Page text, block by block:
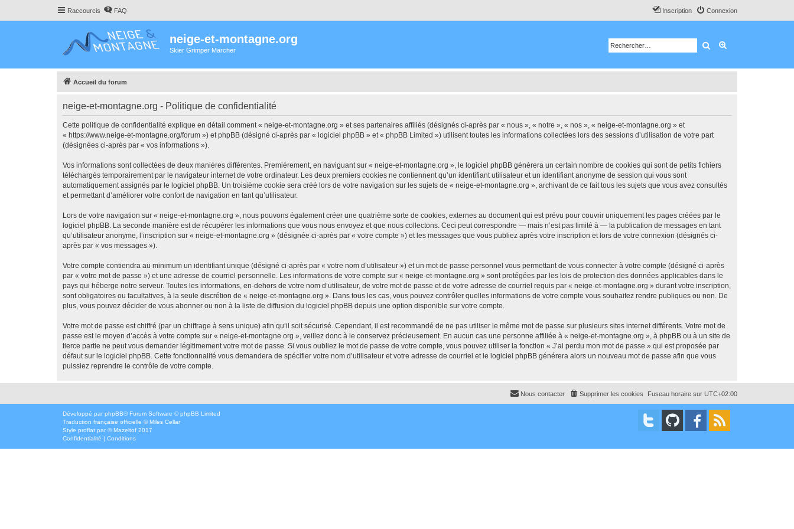
Raccourcis FAQ Connexion
Inscription
neige-et-montagne.org
Skier Grimper Marcher Rechercher
Accueil du forum
neige-et-montagne.org - Politique de confidentialité
Cette politique de confidentialité explique en détail comment « neige-et-montagne.org » et ses partenaires affiliés (désignés ci-après par « nous », « notre », « nos », « neige-et-montagne.org » et
« https://www.neige-et-montagne.org/forum ») et phpBB (désigné ci-après par « logiciel phpBB » et « phpBB Limited ») utilisent toutes les informations collectées lors des sessions d’utilisation de votre part
(désignées ci-après par « vos informations »).
Vos informations sont collectées de deux manières différentes. Premièrement, en naviguant sur « neige-et-montagne.org », le logiciel phpBB génèrera un certain nombre de cookies qui sont de petits fichiers
téléchargés temporairement par le navigateur internet de votre ordinateur. Les deux premiers cookies ne contiennent qu’un identifiant utilisateur et un identifiant anonyme de session qui vous sont
automatiquement assignés par le logiciel phpBB. Un troisième cookie sera créé lors de votre navigation sur les sujets de « neige-et-montagne.org », archivant de ce fait tous les sujets que vous avez consultés
et permettant d’améliorer votre confort de navigation en tant qu’utilisateur.
Lors de votre navigation sur « neige-et-montagne.org », nous pouvons également créer une quatrième sorte de cookies, externes au document qui est prévu pour couvrir uniquement les pages créées par le
logiciel phpBB. La seconde manière est de récupérer les informations que vous nous envoyez et que nous collectons. Ceci peut correspondre — mais n’est pas limité à — la publication de messages en tant
qu’utilisateur anonyme, l’inscription sur « neige-et-montagne.org » (désignée ci-après par « votre compte ») et les messages que vous publiez après votre inscription et lors de votre connexion (désignés ci-
après par « vos messages »).
Votre compte contiendra au minimum un identifiant unique (désigné ci-après par « votre nom d’utilisateur ») et un mot de passe personnel vous permettant de vous connecter à votre compte (désigné ci-après
par « votre mot de passe ») et une adresse de courriel personnelle. Les informations de votre compte sur « neige-et-montagne.org » sont protégées par les lois de protection des données applicables dans le
pays qui héberge notre serveur. Toutes les informations, en-dehors de votre nom d’utilisateur, de votre mot de passe et de votre adresse de courriel requis par « neige-et-montagne.org » durant votre inscription,
sont obligatoires ou facultatives, à la seule discrétion de « neige-et-montagne.org ». Dans tous les cas, vous pouvez contrôler quelles informations de votre compte vous souhaitez rendre publiques ou non. De
plus, vous pouvez décider de vous abonner ou non à la liste de diffusion du logiciel phpBB depuis une option disponible sur votre compte.
Votre mot de passe est chiffré (par un chiffrage à sens unique) afin qu’il soit sécurisé. Cependant, il est recommandé de ne pas utiliser le même mot de passe sur plusieurs sites internet différents. Votre mot de
passe est le moyen d’accès à votre compte sur « neige-et-montagne.org », veillez donc à le conservez précieusement. En aucun cas une personne affiliée à « neige-et-montagne.org », à phpBB ou à un site de
tierce partie ne peut vous demander légitimement votre mot de passe. Si vous oubliez le mot de passe de votre compte, vous pouvez utiliser la fonction « J’ai perdu mon mot de passe » qui est proposée par
défaut sur le logiciel phpBB. Cette fonctionnalité vous demandera de spécifier votre nom d’utilisateur et votre adresse de courriel et le logiciel phpBB générera alors un nouveau mot de passe afin que vous
puissiez reprendre le contrôle de votre compte.
Fuseau horaire sur UTC+02:00
Supprimer les cookies
Nous contacter
Développé par phpBB® Forum Software © phpBB Limited
Traduction française officielle ©Miles Cellar
Style proflat par ©Mazeltof 2017
Confidentialité | Conditions